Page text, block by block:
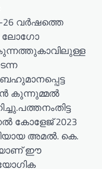
26 വർഷത്തെ
ലോഗോ
കുന്നുമ്മൽ
കോളേജ് 2023
അമൽ. കെ.
ഈ